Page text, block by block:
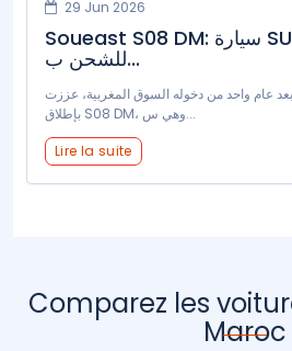
29 Jun 2026
Soueast S08 DM: سيارة SUV هجينة قابلة
للشحن ب...
بعد عام واحد من دخوله السوق المغربية، عززت Soueast مجموعتها
بإطلاق S08 DM، وهي س...
Lire la suite
Comparez les
Maroc